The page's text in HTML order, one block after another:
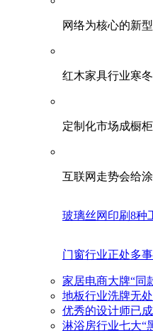
网络为核心的新
红木家具行业寒
定制化市场成橱
互联网走势会给
玻璃丝网印刷8种
门窗行业正处多
家居电商大牌“同
地板行业洗牌无
优秀的设计师已
淋浴房行业七大“